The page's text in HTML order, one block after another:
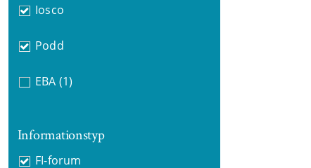
Iosco
Podd
EBA (1)
Informationstyp
FI-forum